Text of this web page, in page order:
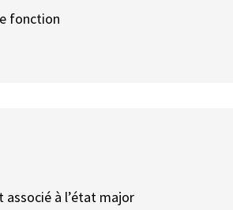
fonction
associé à l’état major